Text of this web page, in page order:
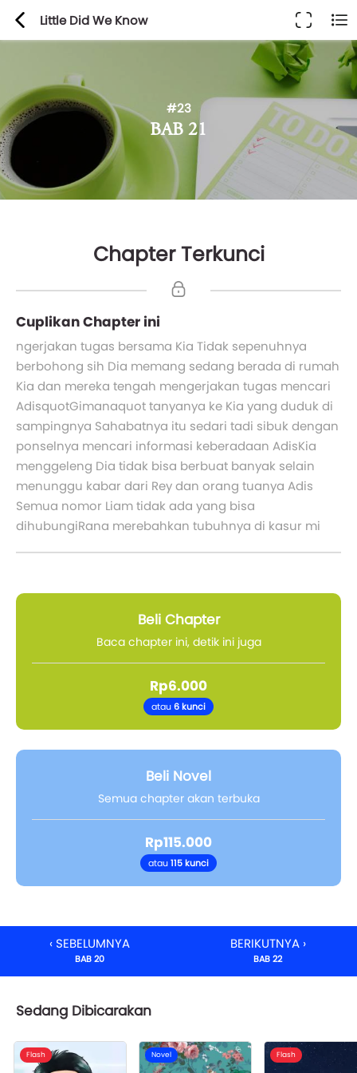
Little Did We Know
#23
BAB 21
Chapter Terkunci
Cuplikan Chapter ini
ngerjakan tugas bersama Kia Tidak sepenuhnya
berbohong sih Dia memang sedang berada di rumah
Kia dan mereka tengah mengerjakan tugas mencari
AdisquotGimanaquot tanyanya ke Kia yang duduk di
sampingnya Sahabatnya itu sedari tadi sibuk dengan
ponselnya mencari informasi keberadaan AdisKia
menggeleng Dia tidak bisa berbuat banyak selain
menunggu kabar dari Rey dan orang tuanya Adis
Semua nomor Liam tidak ada yang bisa
dihubungiRana merebahkan tubuhnya di kasur mi
Beli Chapter
Baca chapter ini, detik ini juga
Rp6.000
atau6 kunci
Beli Novel
Semua chapter akan terbuka
Rp115.000
atau115 kunci
‹ SEBELUMNYA
BAB 20
BERIKUTNYA ›
BAB 22
Sedang Dibicarakan
Flash Novel Flash